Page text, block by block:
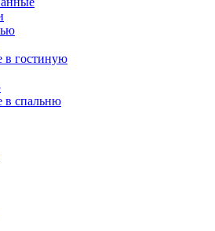
гостиную
спальню